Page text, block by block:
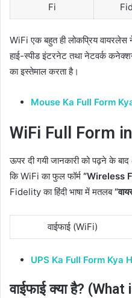
Fi
WiFi एक बहुत ही लोकप्रिय वायरलेस
हाई-स्पीड इंटरनेट तथा नेटवर्क
का इस्तेमाल करता है।
Mouse Ka Full Form
WiFi Full Form
ऊपर दी गयी जानकारी को पढ़ने के
कि WiFi का फुल फॉर्म “Wireless
Fidelity का हिंदी भाषा में मतलब
वाईफाई (WiFi)
UPS Ka Full Form Kya
वाईफाई क्या है?